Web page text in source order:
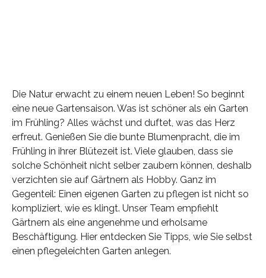
Die Natur erwacht zu einem neuen Leben! So beginnt
eine neue Gartensaison. Was ist schöner als ein Garten
im Frühling? Alles wächst und duftet, was das Herz
erfreut. Genießen Sie die bunte Blumenpracht, die im
Frühling in ihrer Blütezeit ist. Viele glauben, dass sie
solche Schönheit nicht selber zaubern können, deshalb
verzichten sie auf Gärtnern als Hobby. Ganz im
Gegenteil: Einen eigenen Garten zu pflegen ist nicht so
kompliziert, wie es klingt. Unser Team empfiehlt
Gärtnern als eine angenehme und erholsame
Beschäftigung. Hier entdecken Sie Tipps, wie Sie selbst
einen pflegeleichten Garten anlegen.